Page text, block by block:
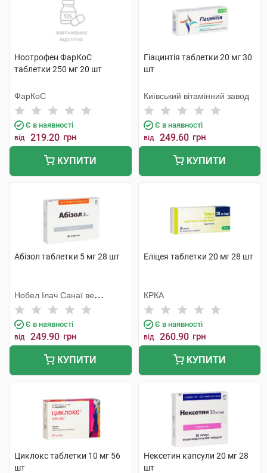
Ноотрофен ФарКоС
таблетки 250 мг 20 шт
ФарКоС
Є в наявності
від 219.20 грн
КУПИТИ
Гіацинтія таблетки 20 мг 30
шт
Київський вітамінний завод
Є в наявності
від 249.60 грн
КУПИТИ
Абізол таблетки 5 мг 28 шт
Нобел Ілач Санаї ве
Тіджарет
Є в наявності
від 249.90 грн
КУПИТИ
Еліцея таблетки 20 мг 28 шт
КРКА
Є в наявності
від 260.90 грн
КУПИТИ
Циклокс таблетки 10 мг 56
шт
Нексетин капсули 20 мг 28
шт